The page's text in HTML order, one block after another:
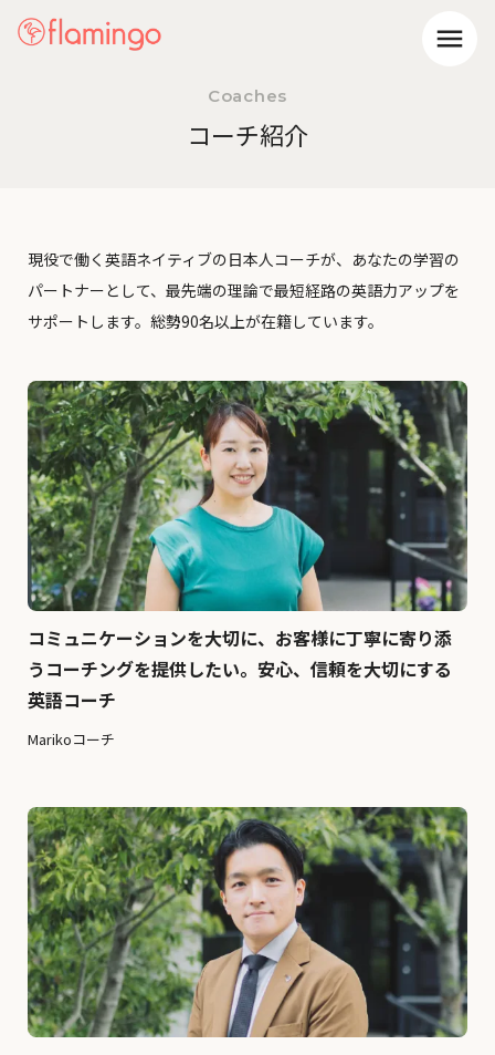
menu
Coaches
コーチ紹介
現役で働く英語ネイティブの日本人コーチが、あなたの学習の
パートナーとして、最先端の理論で最短経路の英語力アップを
サポートします。総勢90名以上が在籍しています。
コミュニケーションを大切に、お客様に丁寧に寄り添
うコーチングを提供したい。安心、信頼を大切にする
英語コーチ
Marikoコーチ